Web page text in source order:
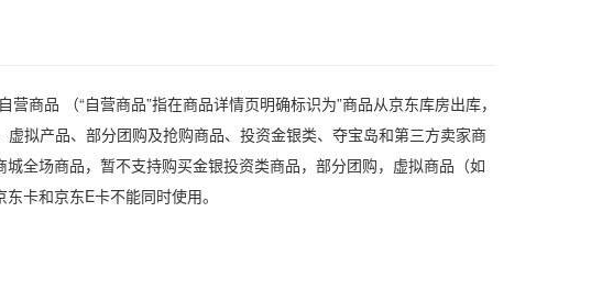
商品 （“自营商品”指在商品详情页明确标识为”商品从京东库房出库，
拟产品、部分团购及抢购商品、投资金银类、夺宝岛和第三方卖家商
全场商品，暂不支持购买金银投资类商品，部分团购，虚拟商品（如
卡和京东E卡不能同时使用。